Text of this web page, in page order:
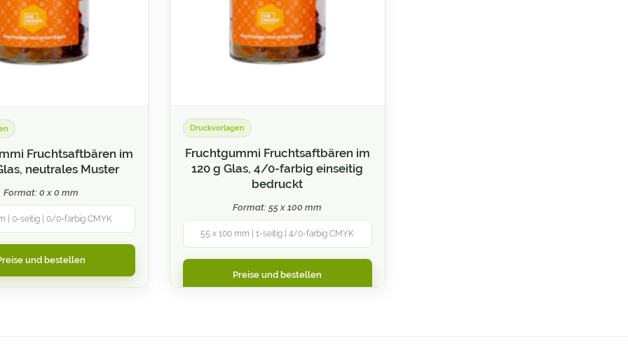
Fruchtsaftbären im
neutrales Muster
Format: 0 x 0 mm
| 0-seitig | 0/0-farbig CMYK
und bestellen
Druckvorlagen
Fruchtgummi Fruchtsaftbären im
120 g Glas, 4/0-farbig einseitig
bedruckt
Format: 55 x 100 mm
55 x 100 mm | 1-seitig | 4/0-farbig CMYK
Preise und bestellen